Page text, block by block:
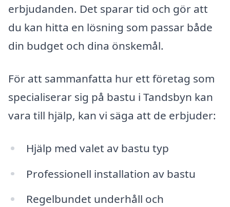
erbjudanden. Det sparar tid och gör att
du kan hitta en lösning som passar både
din budget och dina önskemål.
För att sammanfatta hur ett företag som
specialiserar sig på bastu i Tandsbyn kan
vara till hjälp, kan vi säga att de erbjuder:
Hjälp med valet av bastu typ
Professionell installation av bastu
Regelbundet underhåll och